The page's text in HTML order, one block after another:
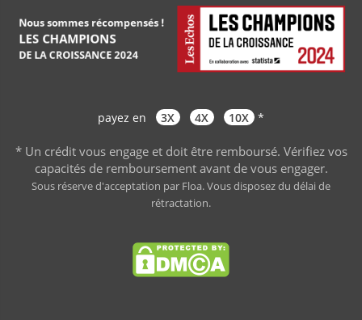
payez en 3X 4X 10X *
* Un crédit vous engage et doit être remboursé. Vérifiez vos
capacités de remboursement avant de vous engager.
Sous réserve d'acceptation par Floa. Vous disposez du délai de
rétractation.